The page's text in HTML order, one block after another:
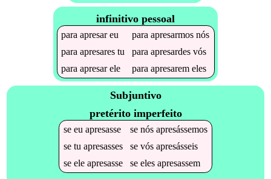
infinitivo pessoal
paraapresareu paraapresarmos nós
paraapresares tu paraapresardes vós
paraapresarele paraapresarem eles
Subjuntivo
pretérito imperfeito
se eu apresasse se nós apresássemos
se tu apresasses se vós apresásseis
se ele apresasse se eles apresassem